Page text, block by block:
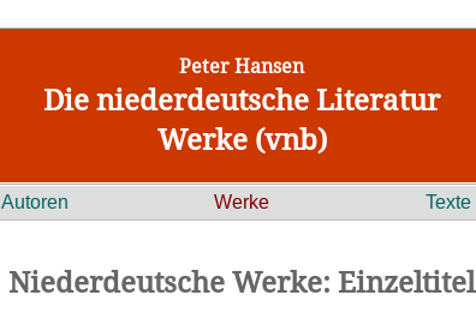
Peter Hansen
Die niederdeutsche Literatur
Werke (vnb)
Autoren Werke Texte
Niederdeutsche Werke: Einzeltitel